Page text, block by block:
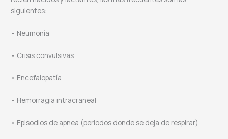
siguientes:
• Neumonía
• Crisis convulsivas
• Encefalopatía
• Hemorragia intracraneal
• Episodios de apnea (periodos donde se deja de respirar)